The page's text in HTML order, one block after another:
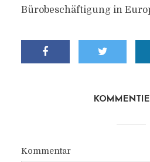
Bürobeschäftigung in
Kommentar